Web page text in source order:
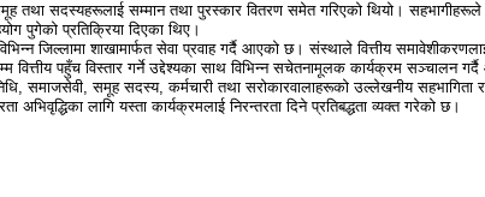
तथा सदस्यहरूलाई सम्मान तथा पुरस्कार वितरण समेत गरिएको थियो।
पुगेको प्रतिक्रिया दिएका थिए।
जिल्लामा शाखामार्फत सेवा प्रवाह गर्दै आएको छ। संस्थाले वित्तीय
वित्तीय पहुँच विस्तार गर्ने उद्देश्यका साथ विभिन्न सचेतनामूलक कार्यक्रम सञ्चालन
समाजसेवी, समूह सदस्य, कर्मचारी तथा सरोकारवालाहरूको उल्लेखनीय सहभागिता
अभिवृद्धिका लागि यस्ता कार्यक्रमलाई निरन्तरता दिने प्रतिबद्धता व्यक्त गरेको छ।